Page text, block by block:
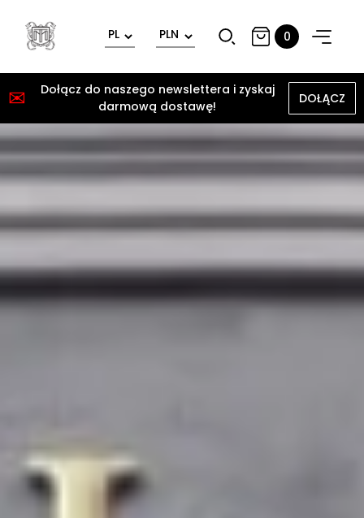
0
✉
Dołącz do naszego newslettera i zyskaj
darmową dostawę!
DOŁĄCZ